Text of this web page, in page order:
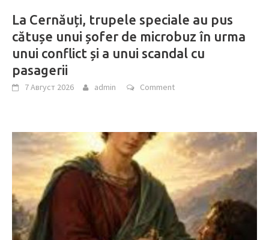
La Cernăuți, trupele speciale au pus
cătușe unui șofer de microbuz în urma
unui conflict și a unui scandal cu
pasagerii
7 Август 2026 admin Comment